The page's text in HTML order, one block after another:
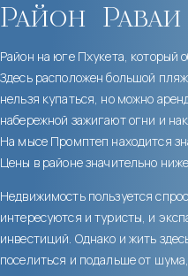
Район Раваи
Район на юге Пхукета, который
Здесь расположен большой
нельзя купаться, но можно
набережной зажигают огни и
На мысе Промптеп находится
Цены в районе значительно
Недвижимость пользуется
интересуются и туристы, и
инвестиций. Однако и жить
поселиться и подальше от